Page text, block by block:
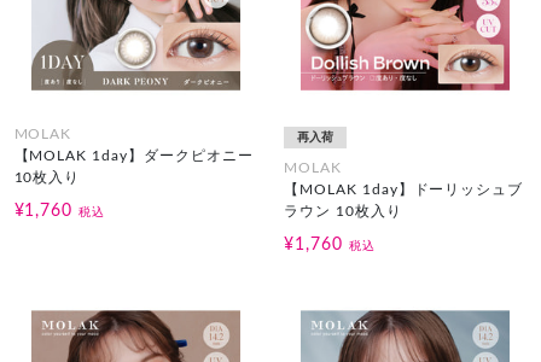
MOLAK
【MOLAK 1day】ダークピオニー
10枚入り
¥1,760税込
再入荷
MOLAK
【MOLAK 1day】ドーリッシュブ
ラウン 10枚入り
¥1,760 税込